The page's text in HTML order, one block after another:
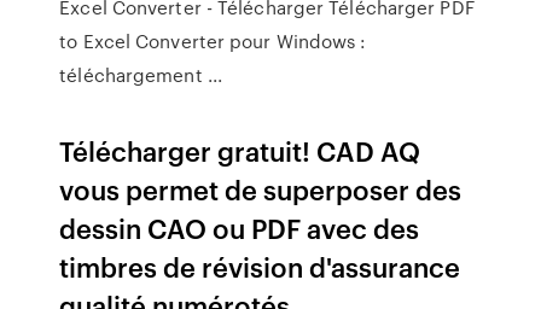
Excel Converter - Télécharger Télécharger PDF
to Excel Converter pour Windows :
téléchargement ...
Télécharger gratuit! CAD AQ
vous permet de superposer des
dessin CAO ou PDF avec des
timbres de révision d'assurance